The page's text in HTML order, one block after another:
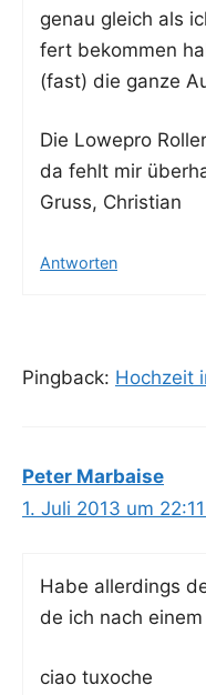
genau gleich als
fert bekom­men
(fast) die gan­ze
Die Lowe­pro
da fehlt mir
Gruss, Christian
Antworten
Pingback: Hochzeit
Peter Marbaise
1. Juli 2013 um
Habe aller­dings
de ich nach
ciao tux­oche